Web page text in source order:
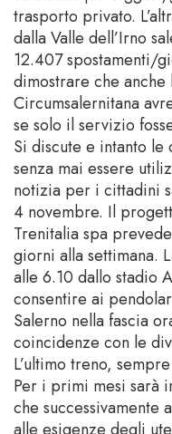
trasporto privato.
dalla Valle dell’Irno
12.407 spostamenti/
dimostrare che anche
Circumsalernitana
se solo il servizio
Si discute e intanto
senza mai essere
notizia per i cittadini
4 novembre. Il
Trenitalia spa
giorni alla settimana.
alle 6.10 dallo stadio
consentire ai
Salerno nella fascia
coincidenze con le
L’ultimo treno,
Per i primi mesi sarà
che successivamente